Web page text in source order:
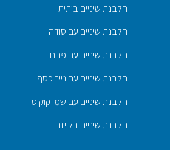
הלבנת שיניים ביתית
הלבנת שיניים עם סודה
הלבנת שיניים עם פחם
הלבנת שיניים עם נייר כסף
הלבנת שיניים עם שמן קוקוס
הלבנת שיניים בלייזר